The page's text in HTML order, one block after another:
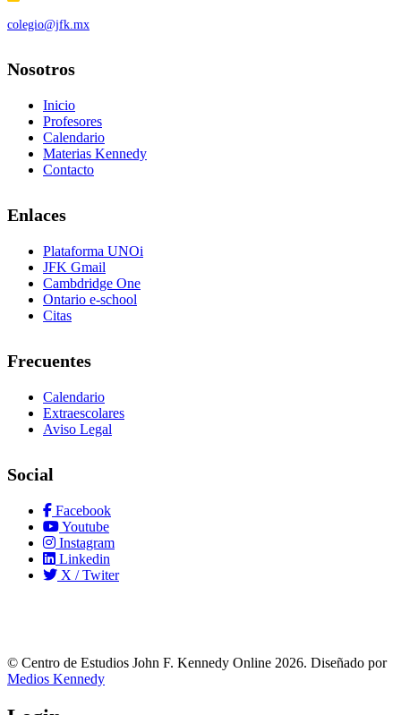
colegio@jfk.mx
Nosotros
Inicio
Profesores
Calendario
Materias Kennedy
Contacto
Enlaces
Plataforma UNOi
JFK Gmail
Cambdridge One
Ontario e-school
Citas
Frecuentes
Calendario
Extraescolares
Aviso Legal
Social
Facebook
Youtube
Instagram
Linkedin
X / Twiter
© Centro de Estudios John F. Kennedy Online 2026. Diseñado por
Medios Kennedy